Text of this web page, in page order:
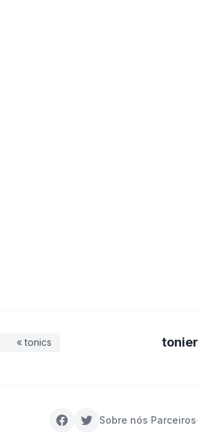
« tonics tonier
Sobre nós·Parceiros·